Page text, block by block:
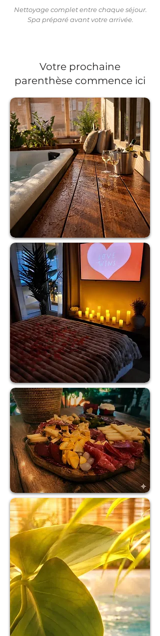
Nettoyage complet entre chaque séjour.
Spa préparé avant votre arrivée.
Votre prochaine
parenthèse commence ici